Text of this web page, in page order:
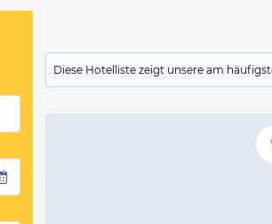
Diese Hotelliste zeigt unsere am